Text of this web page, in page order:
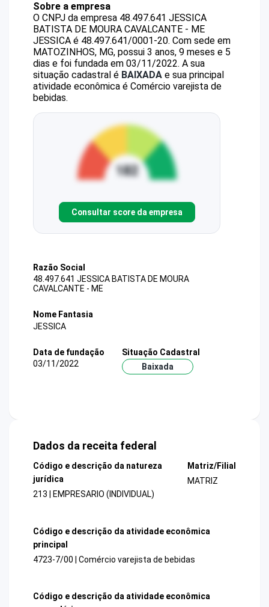
Sobre a empresa
O CNPJ da empresa 48.497.641 JESSICA
BATISTA DE MOURA CAVALCANTE - ME
JESSICA é 48.497.641/0001-20. Com sede em
MATOZINHOS, MG, possui 3 anos, 9 meses e 5
dias e foi fundada em 03/11/2022. A sua
situação cadastral é BAIXADA e sua principal
atividade econômica é Comércio varejista de
bebidas.
Consultar score da empresa
Razão Social
48.497.641 JESSICA BATISTA DE MOURA
CAVALCANTE - ME
Nome Fantasia
JESSICA
Data de fundação
03/11/2022
Situação Cadastral
Baixada
Dados da receita federal
Código e descrição da natureza
jurídica
213 | EMPRESARIO (INDIVIDUAL)
Matriz/Filial
MATRIZ
Código e descrição da atividade econômica
principal
4723-7/00 | Comércio varejista de bebidas
Código e descrição da atividade econômica